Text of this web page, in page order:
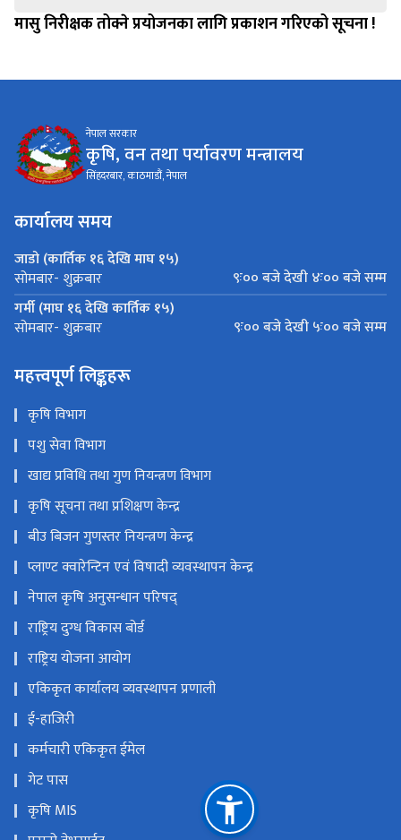
मासु निरीक्षक तोक्ने प्रयोजनका लागि प्रकाशन गरिएको सूचना !
नेपाल सरकार
कृषि, वन तथा पर्यावरण मन्त्रालय
सिंहदरबार, काठमाडौं, नेपाल
कार्यालय समय
जाडो (कार्तिक १६ देखि माघ १५)
सोमबार- शुक्रबार
९ः०० बजे देखी ४ः०० बजे सम्म
गर्मी (माघ १६ देखि कार्तिक १५)
सोमबार- शुक्रबार ९ः०० बजे देखी ५ः०० बजे सम्म
महत्त्वपूर्ण लिङ्कहरू
कृषि विभाग
पशु सेवा विभाग
खाद्य प्रविधि तथा गुण नियन्त्रण विभाग
कृषि सूचना तथा प्रशिक्षण केन्द्र
बीउ बिजन गुणस्तर नियन्त्रण केन्द्र
प्लाण्ट क्वारेन्टिन एवं विषादी व्यवस्थापन केन्द्र
नेपाल कृषि अनुसन्धान परिषद्
राष्ट्रिय दुग्ध विकास बोर्ड
राष्ट्रिय योजना आयोग
एकिकृत कार्यालय व्यवस्थापन प्रणाली
ई-हाजिरी
कर्मचारी एकिकृत ईमेल
गेट पास
कृषि MIS